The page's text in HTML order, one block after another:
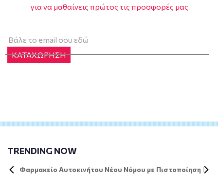
για να μαθαίνεις πρώτος τις προσφορές μας
ΚΑΤΑΧΩΡΗΣΗ
TRENDING NOW
Φαρμακείο Αυτοκινήτου Νέου Νόμου με Πιστοποίηση DIN